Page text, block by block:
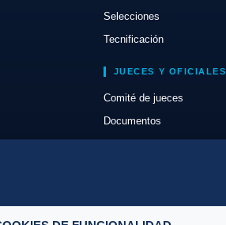
Selecciones
Tecnificación
JUECES Y OFICIALES
Comité de jueces
Documentos